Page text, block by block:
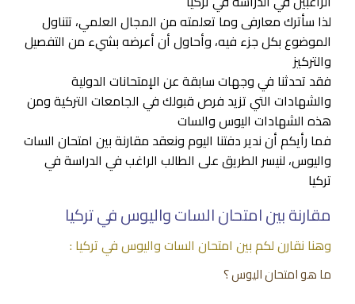
لذا سأترك معارفى وما تعلمته من المجال العلمي، تتناول
الموضوع بكل جزء فيه، وأحاول أن أعرضه بشيء من التفصيل
والتركيز
فقد تحدثنا في وجهات سابقة عن الإمتحانات الدولية
والشهادات التي تزيد فرص قبولك في الجامعات التركية ومن
هذه الشهادات اليوس والسات
فما رأيكم أن ندير دفتنا اليوم ونعقد مقارنة بين امتحان السات
واليوس، لنيسر الطريق على الطالب الراغب في الدراسة في
تركيا
مقارنة بين امتحان السات واليوس في تركيا
وهنا نقارن لكم بين امتحان السات واليوس في تركيا :
ما هو امتحان اليوس ؟